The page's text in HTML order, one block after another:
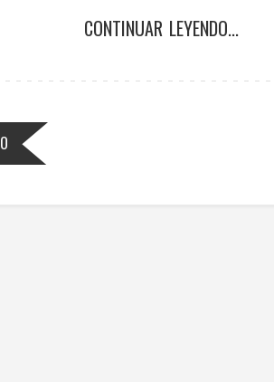
CONTINUAR LEYENDO...